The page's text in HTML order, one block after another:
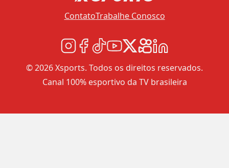
ContatoTrabalhe Conosco
© 2026 Xsports. Todos os direitos reservados.
Canal 100% esportivo da TV brasileira